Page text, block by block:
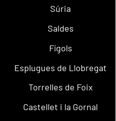
Súria
Saldes
Fígols
Esplugues de Llobregat
Torrelles de Foix
Castellet i la Gornal